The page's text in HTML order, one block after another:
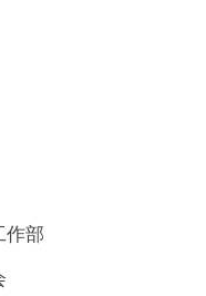
作部